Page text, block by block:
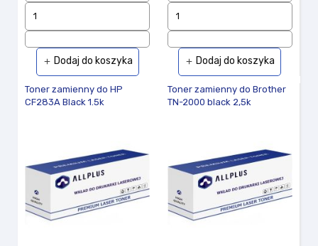
add Dodaj do koszyka add Dodaj do koszyka
Toner zamienny do HP
CF283A Black 1.5k
Toner zamienny do Brother
TN-2000 black 2,5k